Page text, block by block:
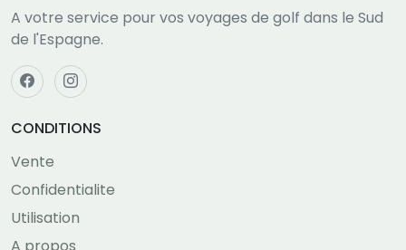
A votre service pour vos voyages de golf dans le Sud
de l'Espagne.
CONDITIONS
Vente
Confidentialite
Utilisation